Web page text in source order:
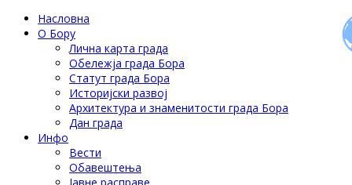
Насловна
О Бору
Лична карта града
Обележја града Бора
Статут града Бора
Историјски развој
Архитектура и знаменитости града Бора
Дан града
Инфо
Вести
Обавештења